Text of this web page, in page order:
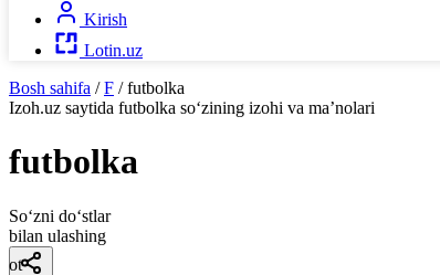
Kirish
Lotin.uz
Bosh sahifa / F / futbolka
Izoh.uz saytida futbolka so‘zining izohi va ma’nolari
futbolka
So‘zni do‘stlar
bilan ulashing
ot